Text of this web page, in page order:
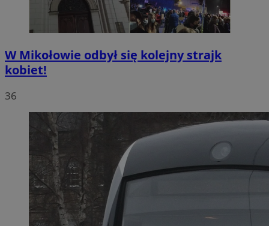
W Mikołowie odbył się kolejny strajk
kobiet!
36